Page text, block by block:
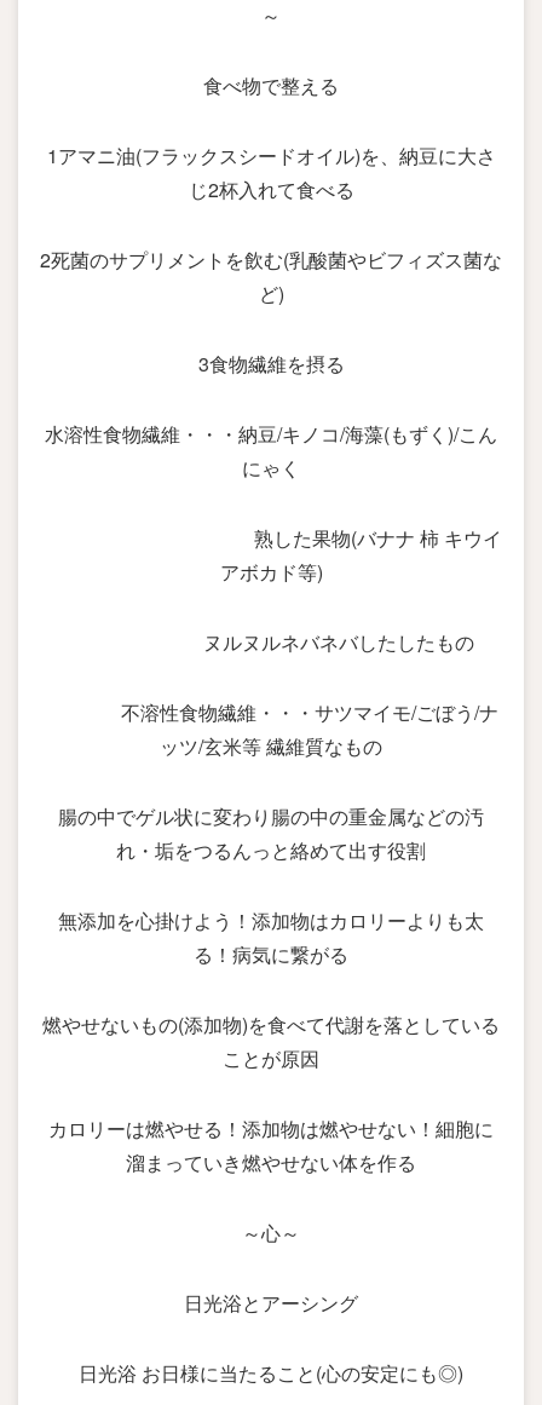
～
食べ物で整える
1アマニ油(フラックスシードオイル)を、納豆に大さ
じ2杯入れて食べる
2死菌のサプリメントを飲む(乳酸菌やビフィズス菌な
ど)
3食物繊維を摂る
水溶性食物繊維・・・納豆/キノコ/海藻(もずく)/こん
にゃく
熟した果物(バナナ 柿 キウイ
アボカド等)
ヌルヌルネバネバしたしたもの
不溶性食物繊維・・・サツマイモ/ごぼう/ナ
ッツ/玄米等 繊維質なもの
腸の中でゲル状に変わり腸の中の重金属などの汚
れ・垢をつるんっと絡めて出す役割
無添加を心掛けよう！添加物はカロリーよりも太
る！病気に繋がる
燃やせないもの(添加物)を食べて代謝を落としている
ことが原因
カロリーは燃やせる！添加物は燃やせない！細胞に
溜まっていき燃やせない体を作る
～心～
日光浴とアーシング
日光浴 お日様に当たること(心の安定にも◎)